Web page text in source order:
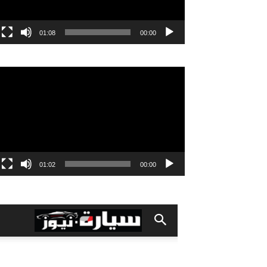
00:00
01:08
00:00
01:02